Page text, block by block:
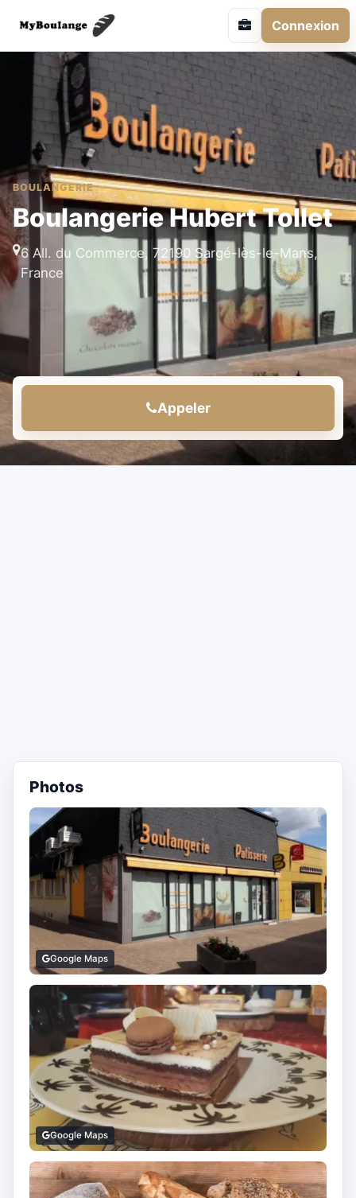
Connexion
BOULANGERIE
Boulangerie Hubert Tollet
6 All. du Commerce, 72190 Sargé-lès-le-Mans,
France
Appeler
Photos
Google Maps
Google Maps